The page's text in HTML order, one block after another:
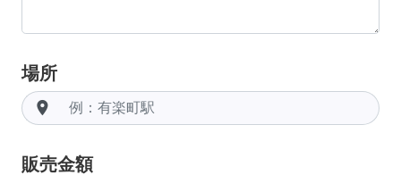
場所
room
販売金額